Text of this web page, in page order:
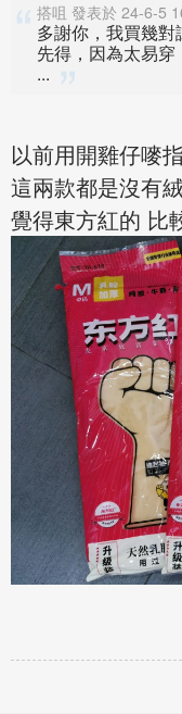
搭咀 發表於 24-6-5
多謝你，我買幾
先得，因為太易穿
...
以前用開雞仔嘜
這兩款都是沒有
覺得東方紅的 比